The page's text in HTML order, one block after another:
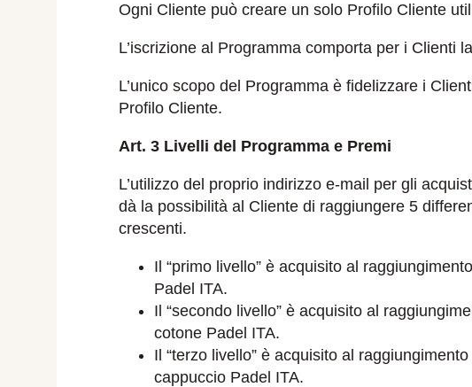
Ogni Cliente può creare un solo Profilo Cliente
L’iscrizione al Programma comporta per i Clienti
L’unico scopo del Programma è fidelizzare i
Profilo Cliente.
Art. 3 Livelli del Programma e Premi
L’utilizzo del proprio indirizzo e-mail per gli
dà la possibilità al Cliente di raggiungere 5
crescenti.
Il “primo livello” è acquisito al
Padel ITA.
Il “secondo livello” è acquisito al
cotone Padel ITA.
Il “terzo livello” è acquisito al
cappuccio Padel ITA.